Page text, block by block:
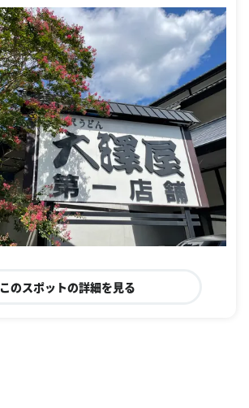
このスポットの詳細を見る